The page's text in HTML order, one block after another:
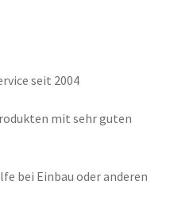
seit 2004
mit sehr guten
bei Einbau oder anderen